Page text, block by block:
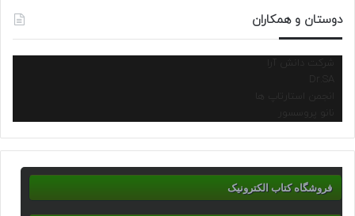
دوستان و همکاران
شرکت دانش آرا
انجمن استارتاپ ها
نانو پروسسور
فروشگاه کتاب الکترونیک